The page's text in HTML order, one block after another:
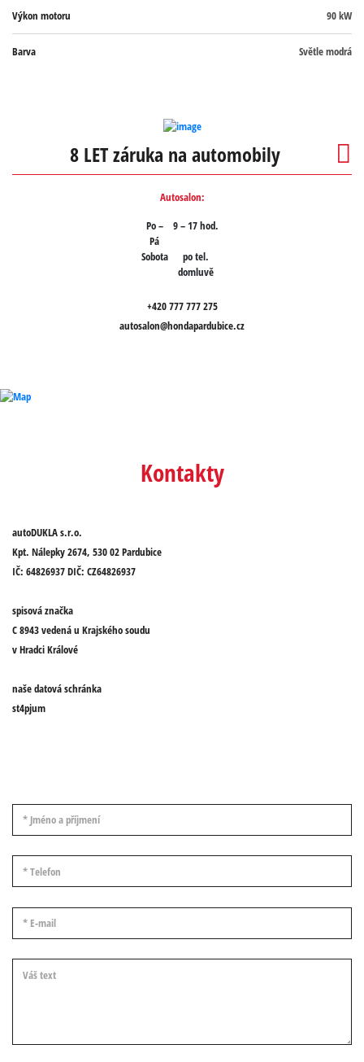
Výkon motoru 90 kW
Barva Světle modrá
8 LET záruka na automobily
Autosalon:
Po –
Pá
9 – 17 hod.
Sobota
po tel.
domluvě
+420 777 777 275
autosalon@hondapardubice.cz
Kontakty
autoDUKLA s.r.o.
Kpt. Nálepky 2674, 530 02 Pardubice
IČ: 64826937 DIČ: CZ64826937
spisová značka
C 8943 vedená u Krajského soudu
v Hradci Králové
naše datová schránka
st4pjum
Jméno a příjmení
Telefon
E-mail
Váš text